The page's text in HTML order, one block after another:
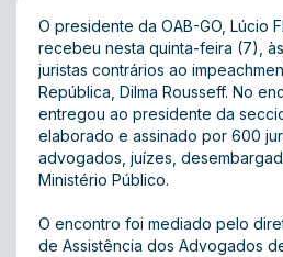
O presidente da OAB-GO, Lúcio
recebeu nesta quinta-feira (7),
juristas contrários ao
República, Dilma Rousseff. No
entregou ao presidente da
elaborado e assinado por 600
advogados, juízes,
Ministério Público.
O encontro foi mediado pelo
de Assistência dos Advogados